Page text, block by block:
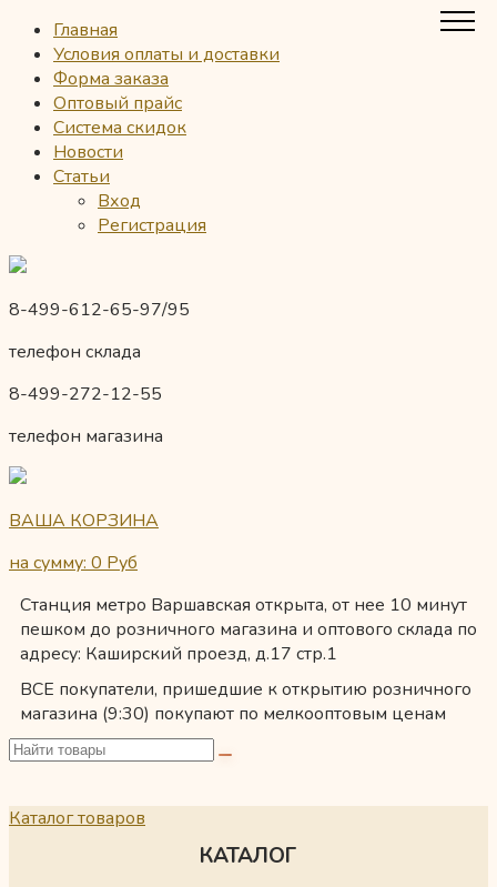
Главная
Условия оплаты и доставки
Форма заказа
Оптовый прайс
Система скидок
Новости
Статьи
Вход
Регистрация
8-499-612-65-97/95
телефон склада
8-499-272-12-55
телефон магазина
ВАША КОРЗИНА
на сумму: 0 Руб
Станция метро Варшавская открыта, от нее 10 минут
пешком до розничного магазина и оптового склада по
адресу: Каширский проезд, д.17 стр.1
ВСЕ покупатели, пришедшие к открытию розничного
магазина (9:30) покупают по мелкооптовым ценам
Каталог товаров
КАТАЛОГ